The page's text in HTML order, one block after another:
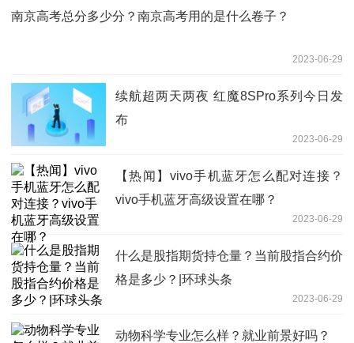
南京高考总分多少分？南京高考用的是什么卷子？
2023-06-29
续航超两天两夜 红魔8SPro系列今日发
布
2023-06-29
【热闻】vivo手机蓝牙怎么配对连接？
vivo手机蓝牙高级设置在哪？
2023-06-29
什么是股指期货持仓量？当前股指合约价
格是多少？|环球头条
2023-06-29
动物科学专业怎么样？就业前景好吗？